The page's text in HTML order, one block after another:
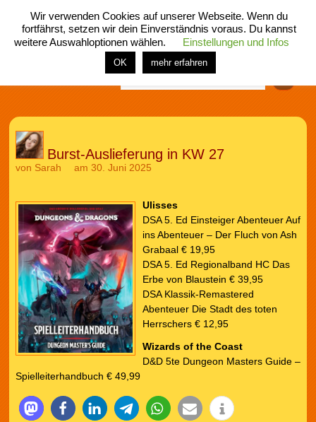
menü
home rubrik buch comic spiel fotos shop
Burst-Auslieferung in KW 27
von Sarah am 30. Juni 2025
Ulisses
DSA 5. Ed Einsteiger Abenteuer Auf
ins Abenteuer – Der Fluch von Ash
Grabaal € 19,95
DSA 5. Ed Regionalband HC Das
Erbe von Blaustein € 39,95
DSA Klassik-Remastered
Abenteuer Die Stadt des toten
Herrschers € 12,95
Wizards of the Coast
D&D 5te Dungeon Masters Guide –
Spielleiterhandbuch € 49,99
Wir verwenden Cookies auf unserer Webseite. Wenn du
fortfährst, setzen wir dein Einverständnis voraus. Du kannst
weitere Auswahloptionen wählen.
Einstellungen und Infos
OK mehr erfahren